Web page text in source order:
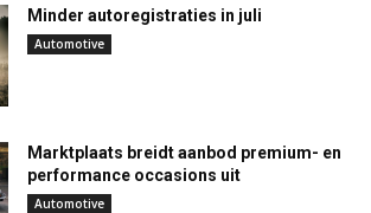
Minder autoregistraties in juli
Automotive
Marktplaats breidt aanbod premium- en
performance occasions uit
Automotive